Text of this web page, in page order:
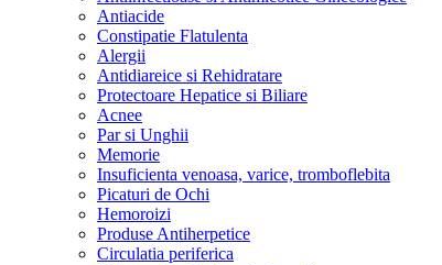
Antiacide
Constipatie Flatulenta
Alergii
Antidiareice si Rehidratare
Protectoare Hepatice si Biliare
Acnee
Par si Unghii
Memorie
Insuficienta venoasa, varice, tromboflebita
Picaturi de Ochi
Hemoroizi
Produse Antiherpetice
Circulatia periferica